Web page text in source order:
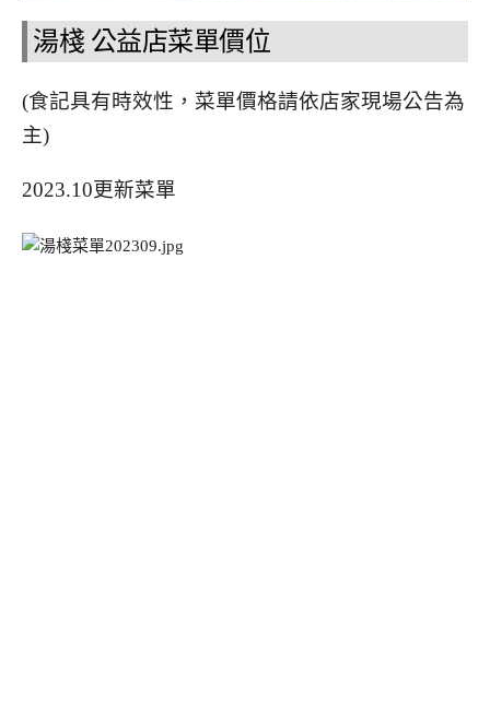
湯棧 公益店菜單價位
(食記具有時效性，菜單價格請依店家現場公告為
主)
2023.10更新菜單